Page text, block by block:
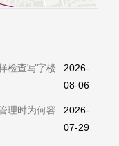
检查写字楼
2026-
08-06
理时为何容
2026-
07-29